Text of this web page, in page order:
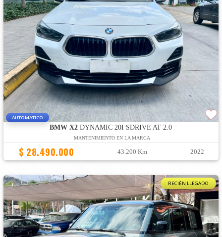
AUTOMATICO
BMW X2 DYNAMIC 20I SDRIVE AT 2.0
MANTENIMIENTO EN LA MARCA
$ 28.490.000 43.200 Km 2022
RECIÉN LLEGADO